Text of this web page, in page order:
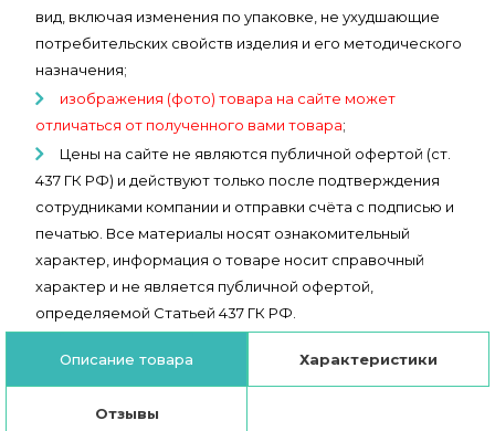
вид, включая изменения по упаковке, не ухудшающие
потребительских свойств изделия и его методического
назначения;
изображения (фото) товара на сайте может
отличаться от полученного вами товара;
Цены на сайте не являются публичной офертой (ст.
437 ГК РФ) и действуют только после подтверждения
сотрудниками компании и отправки счёта с подписью и
печатью. Все материалы носят ознакомительный
характер, информация о товаре носит справочный
характер и не является публичной офертой,
определяемой Статьей 437 ГК РФ.
Описание товара Характеристики
Отзывы